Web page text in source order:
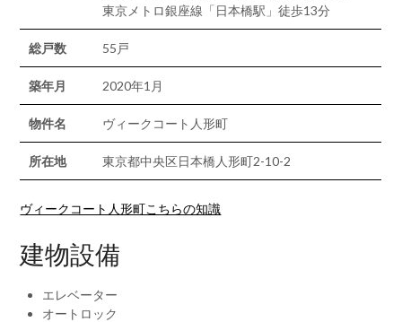
東京メトロ銀座線「日本橋駅」徒歩13分
総戸数 55戸
築年月 2020年1月
物件名 ヴィークコート人形町
所在地 東京都中央区日本橋人形町2-10-2
ヴィークコート人形町こちらの知識
建物設備
エレベーター
オートロック